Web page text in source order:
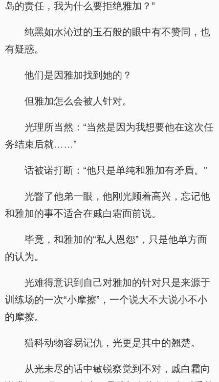
岛的责任，我为什么要拒绝雅加？”
纯黑如水沁过的玉石般的眼中有不赞同，也
有疑惑。
他们是因雅加找到她的？
但雅加怎么会被人针对。
光理所当然：“当然是因为我想要他在这次任
务结束后就……”
话被诺打断：“他只是单纯和雅加有矛盾。”
光瞥了他弟一眼，他刚光顾着高兴，忘记他
和雅加的事不适合在戚白霜面前说。
毕竟，和雅加的“私人恩怨”，只是他单方面
的认为。
光难得意识到自己对雅加的针对只是来源于
训练场的一次“小摩擦”，一个说大不大说小不小
的摩擦。
猫科动物容易记仇，光更是其中的翘楚。
从光未尽的话中敏锐察觉到不对，戚白霜向